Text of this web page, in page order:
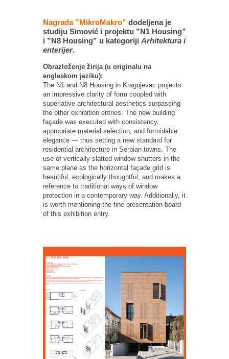
Nagrada ”MikroMakro” dodeljena je
studiju Simović i projektu ”N1 Housing”
i ”N8 Housing” u kategoriji Arhitektura i
enterijer.
Obrazloženje žirija (u originalu na
engleskom jeziku):
The N1 and N8 Housing in Kragujevac projects
an impressive clarity of form coupled with
superlative architectural aesthetics surpassing
the other exhibition entries. The new building
façade was executed with consistency,
appropriate material selection, and formidable
elegance — thus setting a new standard for
residential architecture in Serbian towns. The
use of vertically slatted window shutters in the
same plane as the horizontal façade grid is
beautiful, ecologically thoughtful, and makes a
reference to traditional ways of window
protection in a contemporary way. Additionally, it
is worth mentioning the fine presentation board
of this exhibition entry.